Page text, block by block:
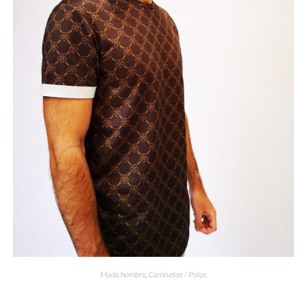
Moda hombre, Camisetas / Polos